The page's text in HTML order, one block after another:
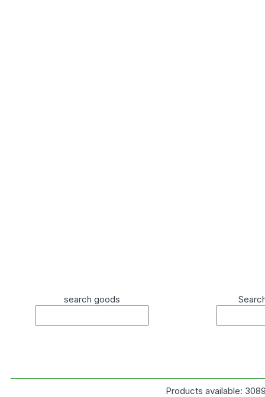
search goods
Products available: